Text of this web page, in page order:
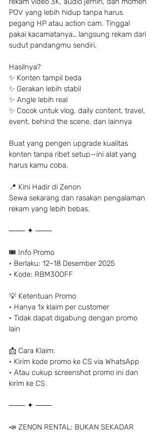
POV yang lebih hidup tanpa harus
pegang HP atau action cam. Tinggal
pakai kacamatanya… langsung rekam dari
sudut pandangmu sendiri.
Hasilnya?
✨ Konten tampil beda
✨ Gerakan lebih stabil
✨ Angle lebih real
✨ Cocok untuk vlog, daily content, travel,
event, behind the scene, dan lainnya
Buat yang pengen upgrade kualitas
konten tanpa ribet setup—ini alat yang
harus kamu coba.
📍 Kini Hadir di Zenon
Sewa sekarang dan rasakan pengalaman
rekam yang lebih bebas.
─── ✦ ───
🎟️ Info Promo
• Berlaku: 12–18 Desember 2025
• Kode: RBM30OFF
💡 Ketentuan Promo
• Hanya 1x klaim per customer
• Tidak dapat digabung dengan promo
lain
📩 Cara Klaim:
• Kirim kode promo ke CS via WhatsApp
• Atau cukup screenshot promo ini dan
kirim ke CS
─── ✦ ───
📣 ZENON RENTAL: BUKAN SEKADAR